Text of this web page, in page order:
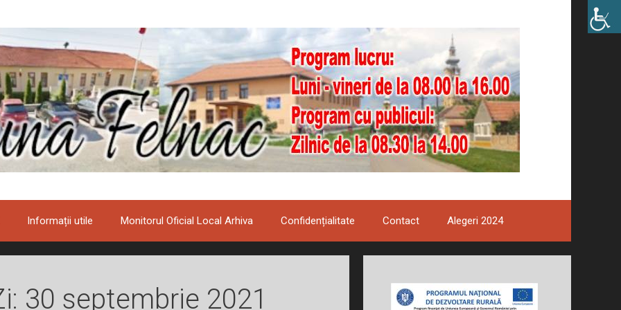
Informații utile Monitorul Oficial Local Arhiva Confidențialitate Contact Alegeri 2024
30 septembrie 2021